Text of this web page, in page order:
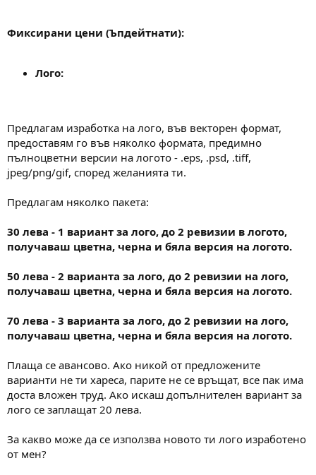
Фиксирани цени (Ъпдейтнати):
Лого:
Предлагам изработка на лого, във векторен формат,
предоставям го във няколко формата, предимно
пълноцветни версии на логото - .eps, .psd, .tiff,
jpeg/png/gif, според желанията ти.
Предлагам няколко пакета:
30 лева - 1 вариант за лого, до 2 ревизии в логото,
получаваш цветна, черна и бяла версия на логото.
50 лева - 2 варианта за лого, до 2 ревизии на лого,
получаваш цветна, черна и бяла версия на логото.
70 лева - 3 варианта за лого, до 2 ревизии на лого,
получаваш цветна, черна и бяла версия на логото.
Плаща се авансово. Ако никой от предложените
варианти не ти хареса, парите не се връщат, все пак има
доста вложен труд. Ако искаш допълнителен вариант за
лого се заплащат 20 лева.
За какво може да се използва новото ти лого изработено
от мен?